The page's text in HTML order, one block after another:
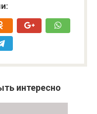
интересно